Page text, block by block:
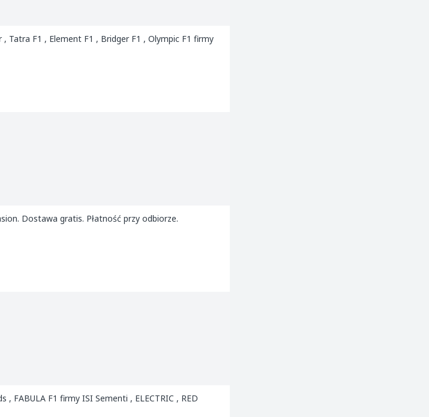
, Tatra F1 , Element F1 , Bridger F1 , Olympic F1 firmy
Dostawa gratis. Płatność przy odbiorze.
, FABULA F1 firmy ISI Sementi , ELECTRIC , RED